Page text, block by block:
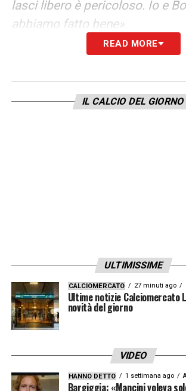
lasci libero è pericoloso. Io e
abbiamo fatto bene».
QUALIFICARSI IN CHAMPIONS
bisogna migliorare per il girone
perché abbiamo perso troppi
READ MORE
IL CALCIO DEL GIORNO
ULTIMISSIME
CALCIOMERCATO 27 minuti ago
Ultime notizie Calciomercato
novità del giorno
VIDEO
HANNO DETTO 1 settimana ago
Bargiggia: «Mancini voleva